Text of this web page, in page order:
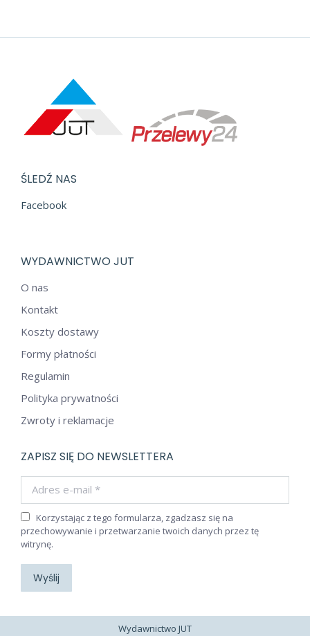
ŚLEDŹ NAS
Facebook
WYDAWNICTWO JUT
O nas
Kontakt
Koszty dostawy
Formy płatności
Regulamin
Polityka prywatności
Zwroty i reklamacje
ZAPISZ SIĘ DO NEWSLETTERA
Korzystając z tego formularza, zgadzasz się na
przechowywanie i przetwarzanie twoich danych przez tę
witrynę.
Wyślij
Wydawnictwo JUT